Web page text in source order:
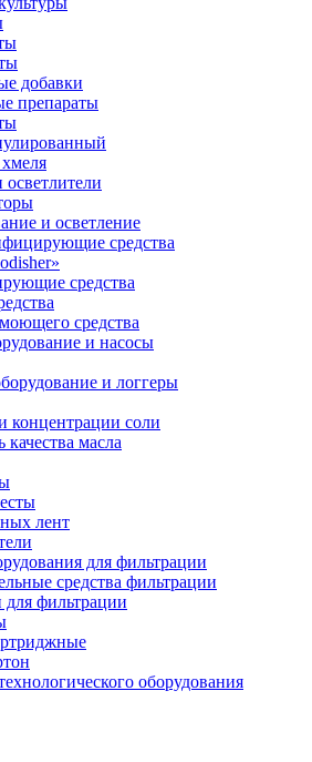
добавки
препараты
и осветление
средства
средства
средства
и насосы
и логгеры
концентрации соли
качества масла
лент
для фильтрации
средства фильтрации
фильтрации
оборудования